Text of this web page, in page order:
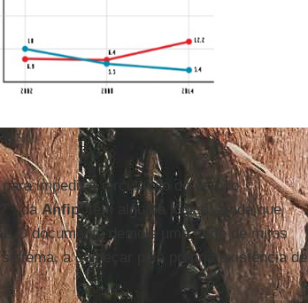
impedir a circulação do estudo
”, daAnfip, têm alguma lógica, ainda que
O documento demole uma série de mitos
a começar pela própria existência de